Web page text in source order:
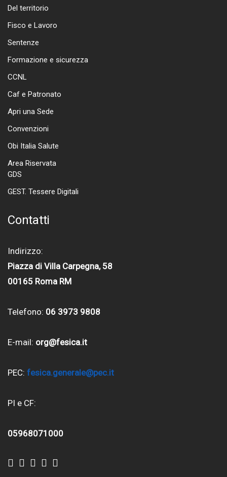
Del territorio
Fisco e Lavoro
Sentenze
Formazione e sicurezza
CCNL
Caf e Patronato
Apri una Sede
Convenzioni
Obi Italia Salute
Area Riservata
GDS
GEST. Tessere Digitali
Contatti
Indirizzo:
Piazza di Villa Carpegna, 58
00165 Roma RM
Telefono: 06 3973 9808
E-mail: org@fesica.it
PEC: fesica.generale@pec.it
PI e CF:
05968071000